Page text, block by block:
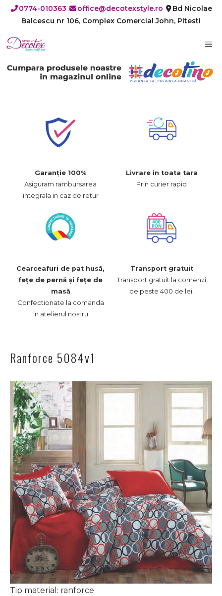
0774-010363 office@decotexstyle.ro
Bd Nicolae
Balcescu nr 106, Complex Comercial John, Pitesti
Garanție 100%
Asiguram rambursarea
integrala in caz de retur
Livrare in toata tara
Prin curier rapid
Cearceafuri de pat husă,
fețe de pernă și fețe de
masă
Confectionate la comanda
in atelierul nostru
Transport gratuit
Transport gratuit la comenzi
de peste 400 de lei!
Ranforce 5084v1
Tip material: ranforce